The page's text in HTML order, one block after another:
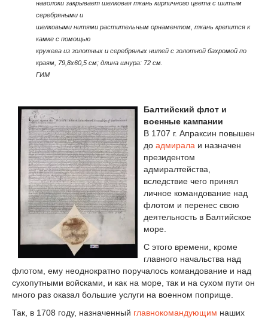
наволоки закрывает шелковая ткань кирпичного цвета с шитым
серебряными и
шелковыми нитями растительным орнаментом, ткань крепится к
камке с помощью
кружева из золотных и серебряных нитей с золотной бахромой по
краям, 79,8х60,5 см; длина шнура: 72 см.
ГИМ
Балтийский флот и
военные кампании
В 1707 г. Апраксин повышен
до адмирала и назначен
президентом
адмиралтейства,
вследствие чего принял
личное командование над
флотом и перенес свою
деятельность в Балтийское
море.
С этого времени, кроме
главного начальства над
флотом, ему неоднократно поручалось командование и над
сухопутными войсками, и как на море, так и на сухом пути он
много раз оказал большие услуги на военном поприще.
Так, в 1708 году, назначенный главнокомандующим наших